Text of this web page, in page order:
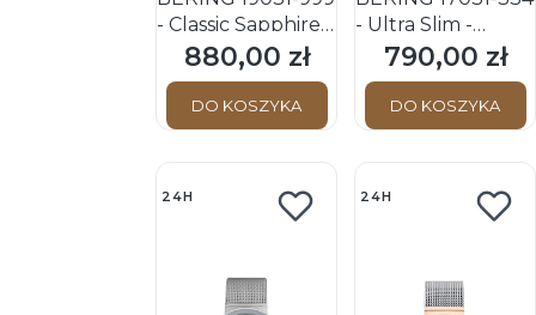
- Classic Sapphire -
Damski - Zegarek
kwarcowy
Cena
880,00 zł
DO KOSZYKA
- Ultra Slim -
Damski - Zegarek
kwarcowy
Cena
790,00 zł
DO KOSZYKA
24H 24H